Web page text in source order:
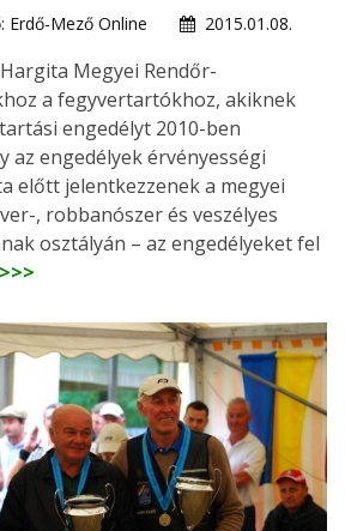
Erdő-Mező Online
2015.01.08.
Megyei Rendőr-
a fegyvertartókhoz, akiknek
engedélyt 2010-ben
az engedélyek érvényességi
előtt jelentkezzenek a megyei
, robbanószer és veszélyes
osztályán – az engedélyeket fel